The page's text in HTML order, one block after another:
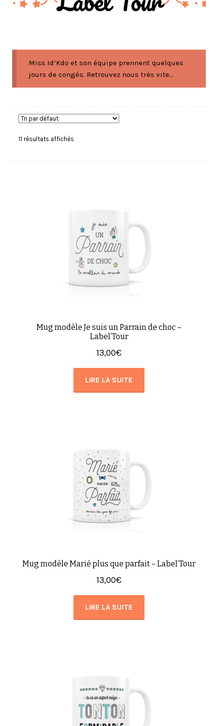
Miss Id’Kdo et son équipe prennent quelques
jours de congés. Retrouvez nous très vite...
11 résultats affichés
Mug modèle Je suis un Parrain de choc –
Label’Tour
13,00€
LIRE LA SUITE
Mug modèle Marié plus que parfait – Label’Tour
13,00€
LIRE LA SUITE